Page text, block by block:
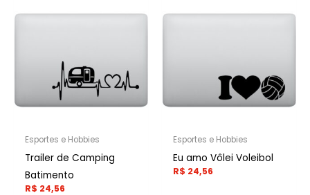
Esportes e Hobbies
Trailer de Camping
Batimento
R$ 24,56
Esportes e Hobbies
Eu amo Vôlei Voleibol
R$ 24,56